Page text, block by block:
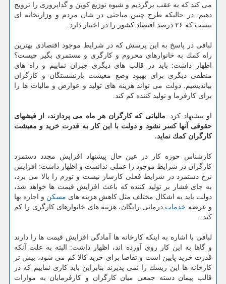
می كند كه به عقب برگردیم و شیوه توزیع كوپن و گداپروری را ترویج
دهیم. در حالیكه طرح چنین مباحثی در شان مردم و وزارتخانه ای
نیست كه ۲۶ درصد اقتصاد كشور را در اختیار دارد.
لبافی در پاسخ به این پرسش كه در شرایط موجود اقتصادی بهترین
راه كمك به خانوارهای محروم و كارگری و مستمری بگیر چیست؟
اظهار داشت: باید در قالب های دیگری جبران نماییم و راه های
منطقی دیگری برای بهبود وضع معیشت بازنشستگان و كارگران
بیاندیشیم. دولت می تواند هزینه های تولید و عوارض و مالیات ها را
برای كارفرما و تولید كننده كم كند.
او پیشنهاد كرد: مالیاتی كه كارگران هر ماه می پردازند، از فیشهای
حقوقی آنها كسر نشود و دولت با این كار به قدرت خرید و معیشت
كارگران كمك نماید.
كارشناس حوزه كار در عین حال پیشنهاد افزایش مجدد دستمزد
كارگران در شرایط موجود را عملی ندانست و اظهار داشت: افزایش
نرخ دستمزد در شرایط فعلی كارساز نیست و تورم را بالا می برد،
به جای فشار بر تولید كننده كه باعث افزایش قیمت ها خواهد شد،
دولت باید به اشكال مختلف مثل كاهش هزینه های مسكن و اجاره بها
و عرضه خدمات درمانی رایگان، هزینه های خانوارهای كارگری را كم
كند.
لبافی با اشاره به اینكه كارخانه ها آمادگی افزایش قیمت ها را دارند
و گاها به این كار روی آورده اند، اظهار داشت: البته به علت آنكه
قدرت خرید پایین است و تقاضا برای خرید كالا كم می شود، بیش تر
كارخانه ها این ریسك را نمی پذیرند بنابراین باید كاری نماییم كه در
قالب پیمان دسته جمعی میان كارگران و كارفرمایان به موازات